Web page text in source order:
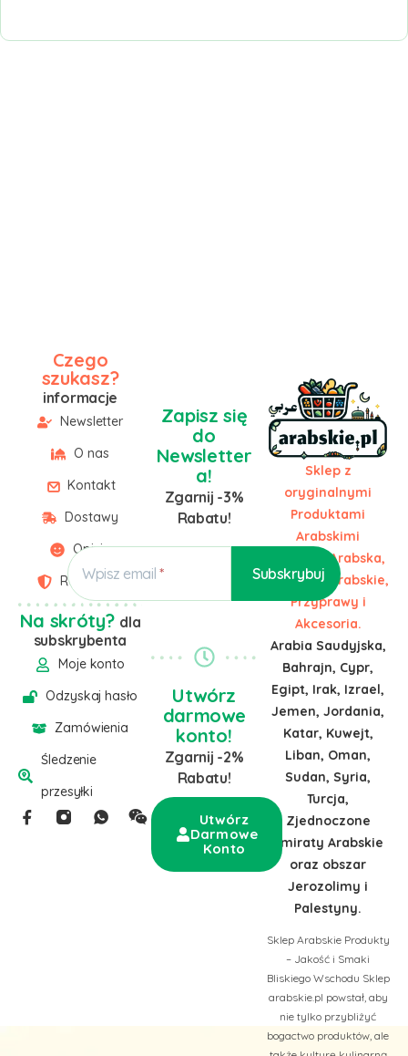
Czego
szukasz?
informacje
Newsletter
O nas
Kontakt
Dostawy
Opinie
Regulamin
Na skróty? dla
subskrybenta
Moje konto
Odzyskaj hasło
Zamówienia
Śledzenie
przesyłki
Sklep z
oryginalnymi
Produktami
Arabskimi
Żywność Arabska,
Słodycze Arabskie,
Przyprawy i
Akcesoria.
Arabia Saudyjska,
Bahrajn, Cypr,
Egipt, Irak, Izrael,
Jemen, Jordania,
Katar, Kuwejt,
Liban, Oman,
Sudan, Syria,
Turcja,
Zjednoczone
Emiraty Arabskie
oraz obszar
Jerozolimy i
Palestyny.
Sklep Arabskie Produkty
– Jakość i Smaki
Bliskiego Wschodu Sklep
arabskie.pl powstał, aby
nie tylko przybliżyć
bogactwo produktów, ale
Zapisz się
do
Newsletter
a!
Zgarnij -3%
Rabatu!
Wpisz email
Utwórz
darmowe
konto!
Zgarnij -2%
Rabatu!
Utwórz
Darmowe
Konto